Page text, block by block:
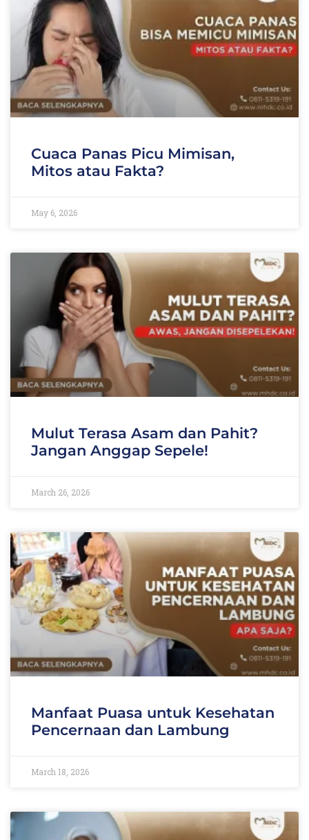
Cuaca Panas Picu Mimisan,
Mitos atau Fakta?
May 6, 2026
Mulut Terasa Asam dan Pahit?
Jangan Anggap Sepele!
March 26, 2026
Manfaat Puasa untuk Kesehatan
Pencernaan dan Lambung
March 18, 2026